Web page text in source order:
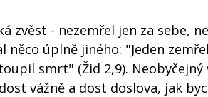
zvěst - nezemřel jen za sebe,
úplně jiného: "Jeden
smrt" (Žid 2,9).
vážně a dost doslova, jak